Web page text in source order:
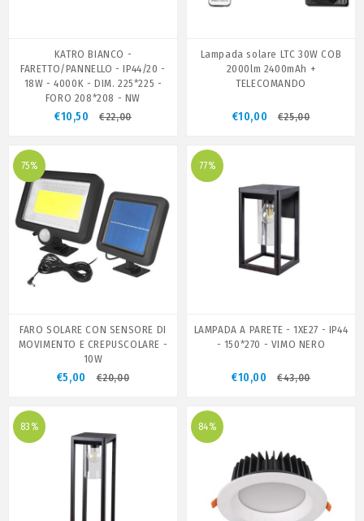
KATRO BIANCO -
FARETTO/PANNELLO - IP44/20 -
18W - 4000K - DIM. 225*225 -
FORO 208*208 - NW
€10,50 €22,00
Lampada solare LTC 30W COB
2000lm 2400mAh +
TELECOMANDO
€10,00 €25,00
75%
FARO SOLARE CON SENSORE DI
MOVIMENTO E CREPUSCOLARE -
10W
€5,00 €20,00
77%
LAMPADA A PARETE - 1XE27 - IP44
- 150*270 - VIMO NERO
€10,00 €43,00
83% 84%